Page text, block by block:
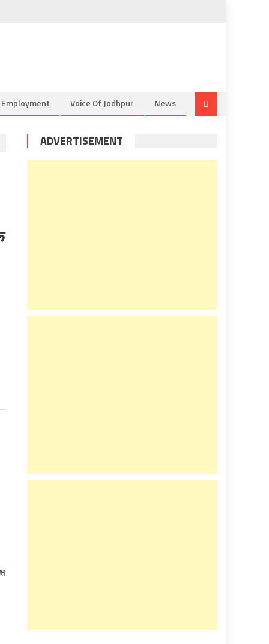
Voice Of Jodhpur News
ADVERTISEMENT